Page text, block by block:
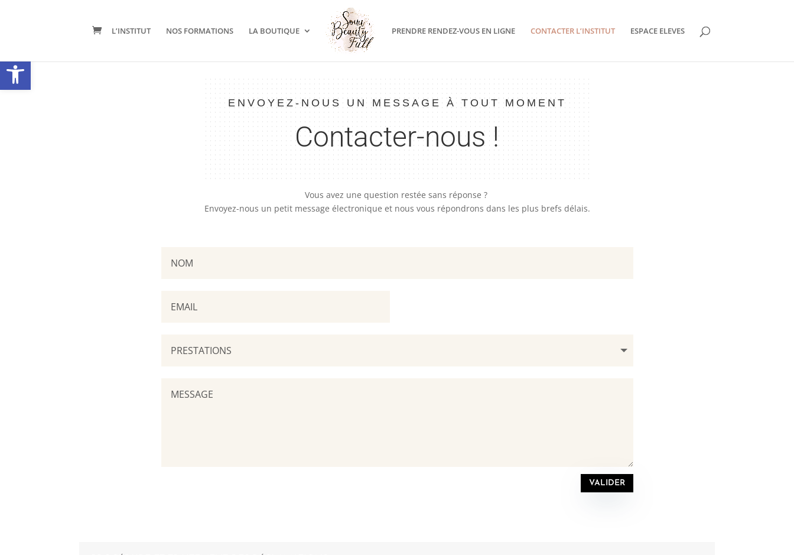
Ouvrir la barre d’outils
L’INSTITUT NOS FORMATIONS LA BOUTIQUE PRENDRE RENDEZ-VOUS EN LIGNE CONTACTER L’INSTITUT ESPACE ELEVES
ENVOYEZ-NOUS UN MESSAGE À TOUT MOMENT
Contacter-nous !
Vous avez une question restée sans réponse ?
Envoyez-nous un petit message électronique et nous vous répondrons dans les plus brefs délais.
VALIDER